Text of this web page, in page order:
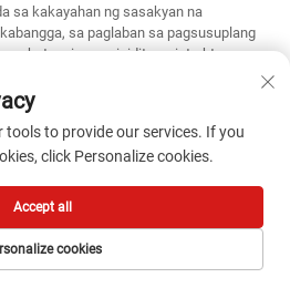
sa kakayahan ng sasakyan na
sa paglaban sa pagsusuplang
katangian ng rigidity ng istruktura na
Ang mga advanced high-
daan sa mas manipis na mga panel na
labanan ang pagkabangga kumpara
samantalang ang aluminum ay nag-
pag-uugali sa pag-crush at mga
ng katawan ay naglalagay ng tiyak na
ang kanilang natatanging katangian ay
tools to provide our services. If you
click Personalize cookies.
cookies
Accept all